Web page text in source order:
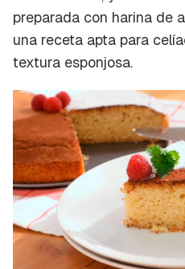
preparada con harina de
una receta apta para
textura esponjosa.